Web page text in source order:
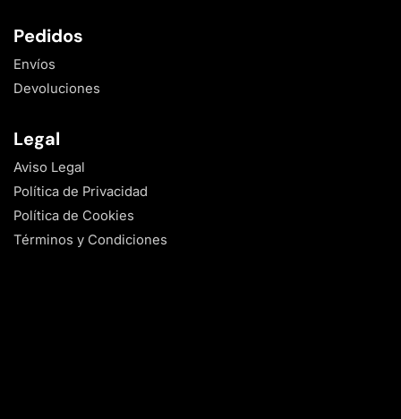
Pedidos
Envíos
Devoluciones
Legal
Aviso Legal
Política de Privacidad
Política de Cookies
Términos y Condiciones